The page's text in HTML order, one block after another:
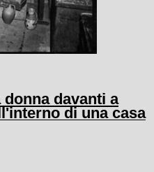
davanti a
di una casa